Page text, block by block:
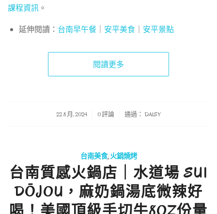
課程資訊。
延伸閱讀： 台南早午餐｜ 安平美食｜ 安平景點
閱讀更多
22 8 月, 2024
/ 0 評論 通過： DAISY
台南美食,火鍋燒烤
台南質感火鍋店｜水道場 SUI
DŌJOU，麻奶鍋湯底微辣好